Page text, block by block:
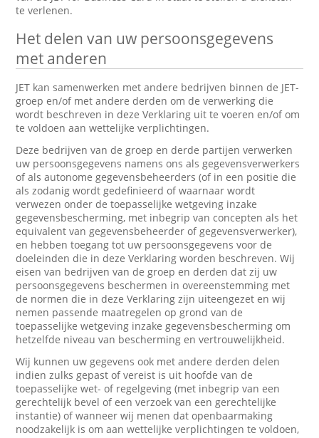
te verlenen.
Het delen van uw persoonsgegevens
met anderen
JET kan samenwerken met andere bedrijven binnen de JET-
groep en/of met andere derden om de verwerking die
wordt beschreven in deze Verklaring uit te voeren en/of om
te voldoen aan wettelijke verplichtingen.
Deze bedrijven van de groep en derde partijen verwerken
uw persoonsgegevens namens ons als gegevensverwerkers
of als autonome gegevensbeheerders (of in een positie die
als zodanig wordt gedefinieerd of waarnaar wordt
verwezen onder de toepasselijke wetgeving inzake
gegevensbescherming, met inbegrip van concepten als het
equivalent van gegevensbeheerder of gegevensverwerker),
en hebben toegang tot uw persoonsgegevens voor de
doeleinden die in deze Verklaring worden beschreven. Wij
eisen van bedrijven van de groep en derden dat zij uw
persoonsgegevens beschermen in overeenstemming met
de normen die in deze Verklaring zijn uiteengezet en wij
nemen passende maatregelen op grond van de
toepasselijke wetgeving inzake gegevensbescherming om
hetzelfde niveau van bescherming en vertrouwelijkheid.
Wij kunnen uw gegevens ook met andere derden delen
indien zulks gepast of vereist is uit hoofde van de
toepasselijke wet- of regelgeving (met inbegrip van een
gerechtelijk bevel of een verzoek van een gerechtelijke
instantie) of wanneer wij menen dat openbaarmaking
noodzakelijk is om aan wettelijke verplichtingen te voldoen,